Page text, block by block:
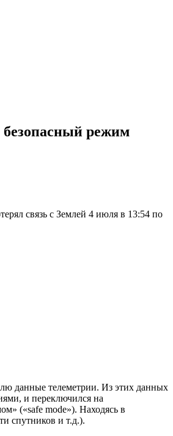
режим
связь с Землей 4 июля в 13:54 по
данные телеметрии. Из этих данных
и переключился на
(«safe mode»). Находясь в
спутников и т.д.).